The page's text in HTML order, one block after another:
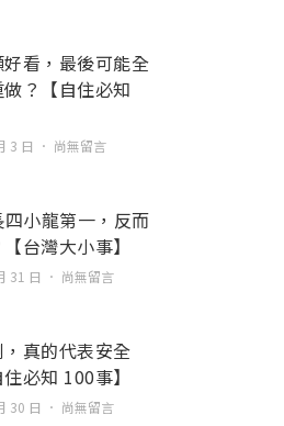
看，最後可能全
？【自住必知
3 日 尚無留言
四小龍第一，反而
台灣大小事】
31 日 尚無留言
真的代表安全
必知 100事】
30 日 尚無留言